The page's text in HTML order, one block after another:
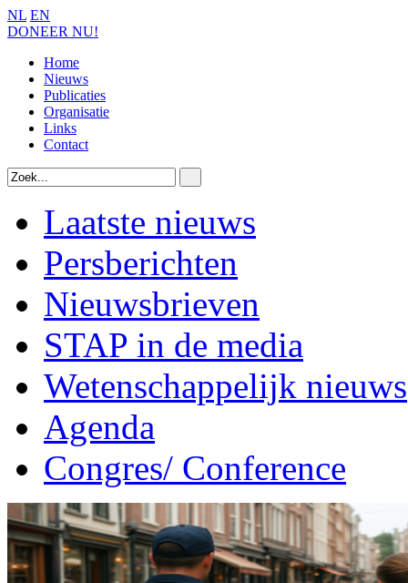
NL EN
DONEER NU!
Home
Nieuws
Publicaties
Organisatie
Links
Contact
Laatste nieuws
Persberichten
Nieuwsbrieven
STAP in de media
Wetenschappelijk nieuws
Agenda
Congres/ Conference